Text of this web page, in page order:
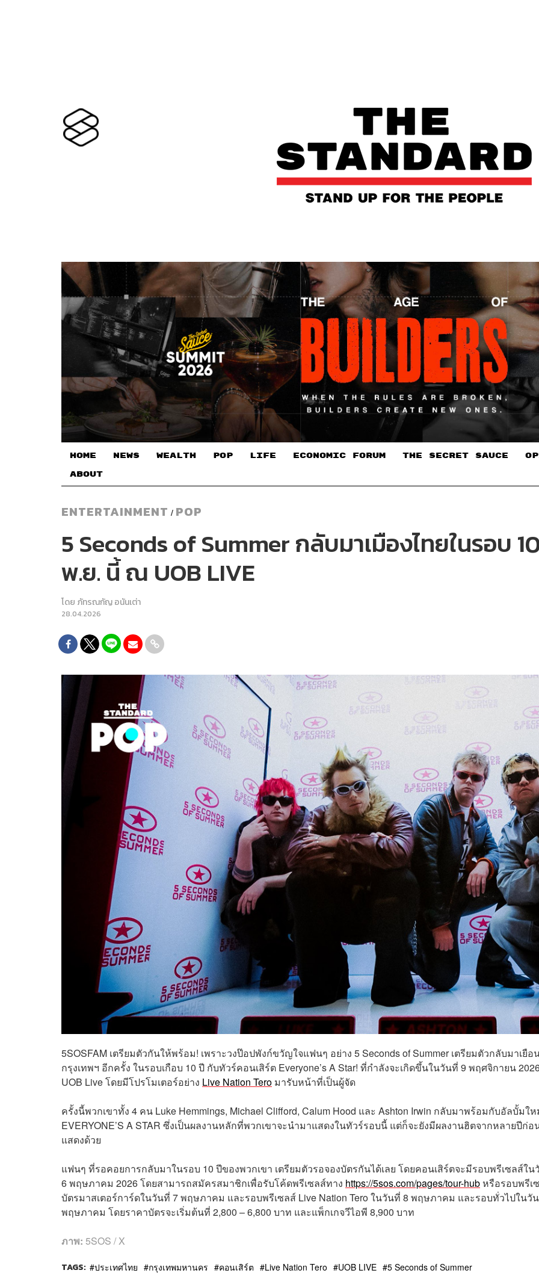
HOME NEWS WEALTH POP LIFE ECONOMIC FORUM THE SECRET SAUCE​
ABOUT
ENTERTAINMENT / POP
5 Seconds of Summer กลับมาเมืองไทยในรอบ
พ.ย. นี้ ณ UOB LIVE
โดย ภัทรณกัญ อนันเต่า
28.04.2026
5SOSFAM เตรียมตัวกันให้พร้อม! เพราะวงป๊อปพังก์ขวัญใจแฟนๆ อย่าง 5 Seconds of Summer เตรียมตัวกลับมาเยือ
กรุงเทพฯ อีกครั้ง ในรอบเกือบ 10 ปี กับทัวร์คอนเสิร์ต Everyone’s A Star! ที่กำลังจะเกิดขึ้นในวันที่ 9 พฤศจิกายน
UOB Live โดยมีโปรโมเตอร์อย่าง Live Nation Tero มารับหน้าที่เป็นผู้จัด
ครั้งนี้พวกเขาทั้ง 4 คน Luke Hemmings, Michael Clifford, Calum Hood และ Ashton Irwin กลับมาพร้อมกับอัลบั้มใ
EVERYONE’S A STAR ซึ่งเป็นผลงานหลักที่พวกเขาจะนำมาแสดงในทัวร์รอบนี้ แต่ก็จะยังมีผลงานฮิตจากหลายปีก่อ
แสดงด้วย
แฟนๆ ที่รอคอยการกลับมาในรอบ 10 ปีของพวกเขา เตรียมตัวรอจองบัตรกันได้เลย โดยคอนเสิร์ตจะมีรอบพรีเซลส์ใน
6 พฤษภาคม 2026 โดยสามารถสมัครสมาชิกเพื่อรับโค้ดพรีเซลส์ทาง https://5sos.com/pages/tour-hubหรือรอบพรีเ
บัตรมาสเตอร์การ์ดในวันที่ 7 พฤษภาคม และรอบพรีเซลส์ Live Nation Tero ในวันที่ 8 พฤษภาคม และรอบทั่วไปในวั
พฤษภาคม โดยราคาบัตรจะเริ่มต้นที่ 2,800 – 6,800 บาท และแพ็กเกจวีไอพี 8,900 บาท
ภาพ: 5SOS / X
TAGS: ประเทศไทย กรุงเทพมหานคร คอนเสิร์ต Live Nation Tero UOB LIVE 5 Seconds of Summer